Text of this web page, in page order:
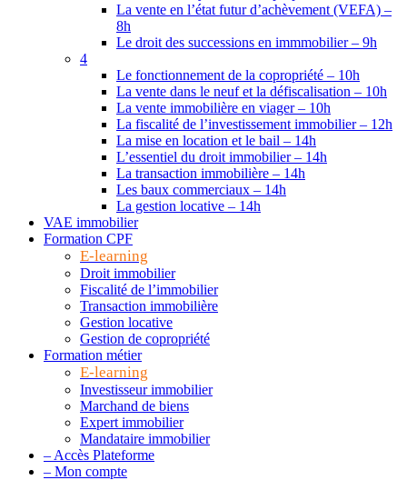
La vente en l’état futur d’achèvement (VEFA) –
8h
Le droit des successions en immmobilier – 9h
4
Le fonctionnement de la copropriété – 10h
La vente dans le neuf et la défiscalisation – 10h
La vente immobilière en viager – 10h
La fiscalité de l’investissement immobilier – 12h
La mise en location et le bail – 14h
L’essentiel du droit immobilier – 14h
La transaction immobilière – 14h
Les baux commerciaux – 14h
La gestion locative – 14h
VAE immobilier
Formation CPF
E-learning
Droit immobilier
Fiscalité de l’immobilier
Transaction immobilière
Gestion locative
Gestion de copropriété
Formation métier
E-learning
Investisseur immobilier
Marchand de biens
Expert immobilier
Mandataire immobilier
– Accès Plateforme
– Mon compte